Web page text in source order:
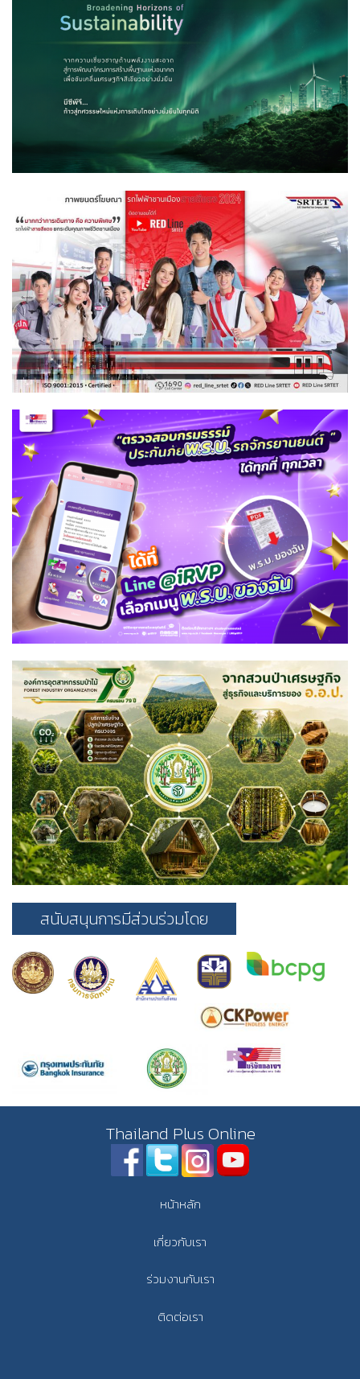
สนับสนุนการมีส่วนร่วมโดย
Thailand Plus Online
หน้าหลัก
เกี่ยวกับเรา
ร่วมงานกับเรา
ติดต่อเรา